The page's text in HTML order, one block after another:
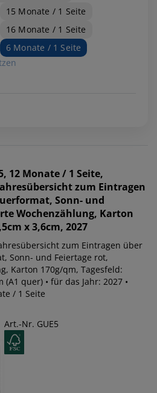
15 Monate / 1 Seite
16 Monate / 1 Seite
6 Monate / 1 Seite
12 Monate / 1 Seite,
zum Eintragen
Sonn- und
Wochenzählung, Karton
x 3,6cm, 2027
zum Eintragen über
Sonn- und Feiertage rot,
Karton 170g/qm, Tagesfeld:
(A1 quer) • für das Jahr: 2027 •
/ 1 Seite
Art.-Nr. GUE5